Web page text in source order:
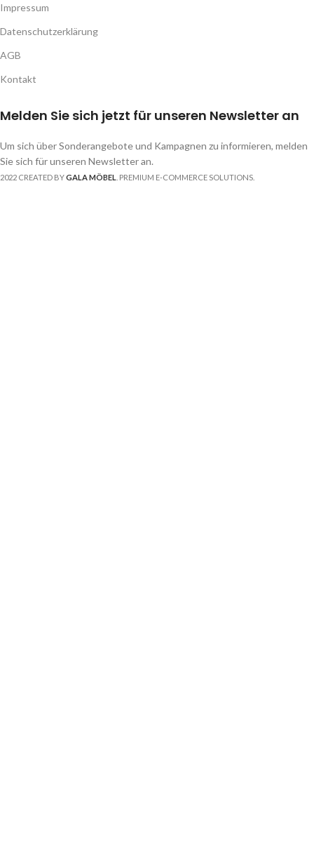
Impressum
Datenschutzerklärung
AGB
Kontakt
Melden Sie sich jetzt für unseren Newsletter an
Um sich über Sonderangebote und Kampagnen zu informieren, melden
Sie sich für unseren Newsletter an.
2022 CREATED BYGALA MÖBEL . PREMIUM E-COMMERCE SOLUTIONS.